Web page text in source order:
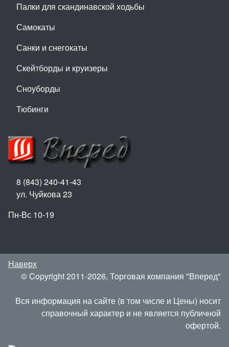
Палки для скандинавской ходьбы
Самокаты
Санки и снегокаты
Скейтборды и круизеры
Сноуборды
Тюбинги
8 (843) 240-41-43
ул. Чуйкова 23
Пн-Вс 10-19
Наверх
© Copyright 2011-2026, Торговая компания "Вперед"
Вся информация на сайте (в том числе и Цены) носит
справочный характер и не является публичной
офертой.